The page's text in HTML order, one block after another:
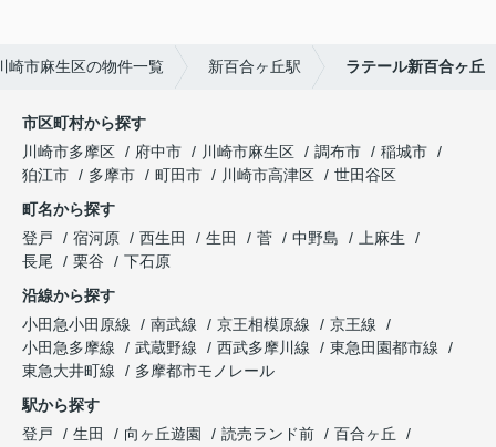
崎市麻生区の物件一覧 新百合ヶ丘駅 ラテール新百合ヶ丘
市区町村から探す
川崎市多摩区
府中市 川崎市麻生区 調布市
稲城市
狛江市
多摩市 町田市 川崎市高津区
世田谷区
町名から探す
登戸
宿河原 西生田 生田 菅 中野島
上麻生
長尾
栗谷
下石原
沿線から探す
小田急小田原線
南武線 京王相模原線
京王線
小田急多摩線
武蔵野線 西武多摩川線
東急田園都市線
東急大井町線
多摩都市モノレール
駅から探す
登戸
生田 向ヶ丘遊園 読売ランド前
百合ヶ丘